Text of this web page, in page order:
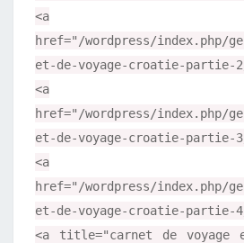
<a
href="/wordpress/index.php/
et-de-voyage-croatie-
<a
href="/wordpress/index.php/
et-de-voyage-croatie-
<a
href="/wordpress/index.php/
et-de-voyage-croatie-
<a title="carnet de voyage